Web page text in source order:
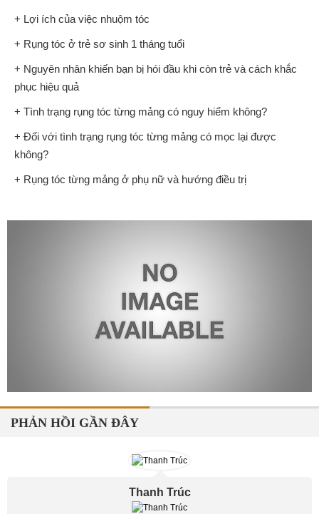
+ Lợi ích của việc nhuộm tóc
+ Rụng tóc ở trẻ sơ sinh 1 tháng tuổi
+ Nguyên nhân khiến bạn bị hói đầu khi còn trẻ và cách khắc
phục hiệu quả
+ Tình trạng rụng tóc từng mảng có nguy hiểm không?
+ Đối với tình trạng rụng tóc từng mảng có mọc lại được
không?
+ Rụng tóc từng mảng ở phụ nữ và hướng điều trị
PHẢN HỒI GẦN ĐÂY
Thanh Trúc